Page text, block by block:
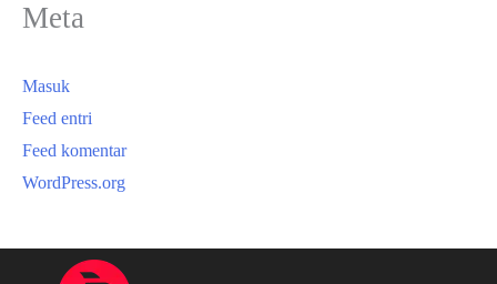
Meta
Masuk
Feed entri
Feed komentar
WordPress.org